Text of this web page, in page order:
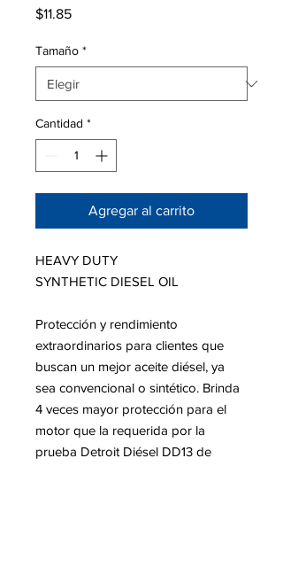
$11.85Precio
Tamaño *
Cantidad *
Agregar al carrito
HEAVY DUTY
SYNTHETIC DIESEL OIL
Protección y rendimiento
extraordinarios para clientes que
buscan un mejor aceite diésel, ya
sea convencional o sintético. Brinda
4 veces mayor protección para el
motor que la requerida por la
prueba Detroit Diésel DD13 de